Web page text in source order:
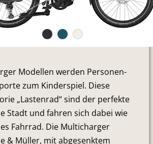
Modellen werden Personen-
zum Kinderspiel. Diese
„Lastenrad“ sind der perfekte
Stadt und fahren sich dabei wie
Fahrrad. Die Multicharger
& Müller, mit abgesenktem